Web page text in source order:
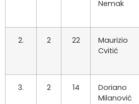
Nemak
2. 2 22
Maurizio
Cvitić
3. 2 14
Doriano
Milanović